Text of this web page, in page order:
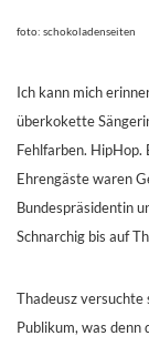
foto: schokoladenseiten
Ich kann mich
überkokette
Fehlfarben. HipHop.
Ehrengäste waren
Bundespräsidentin
Schnarchig bis auf
Thadeusz
Publikum, was denn